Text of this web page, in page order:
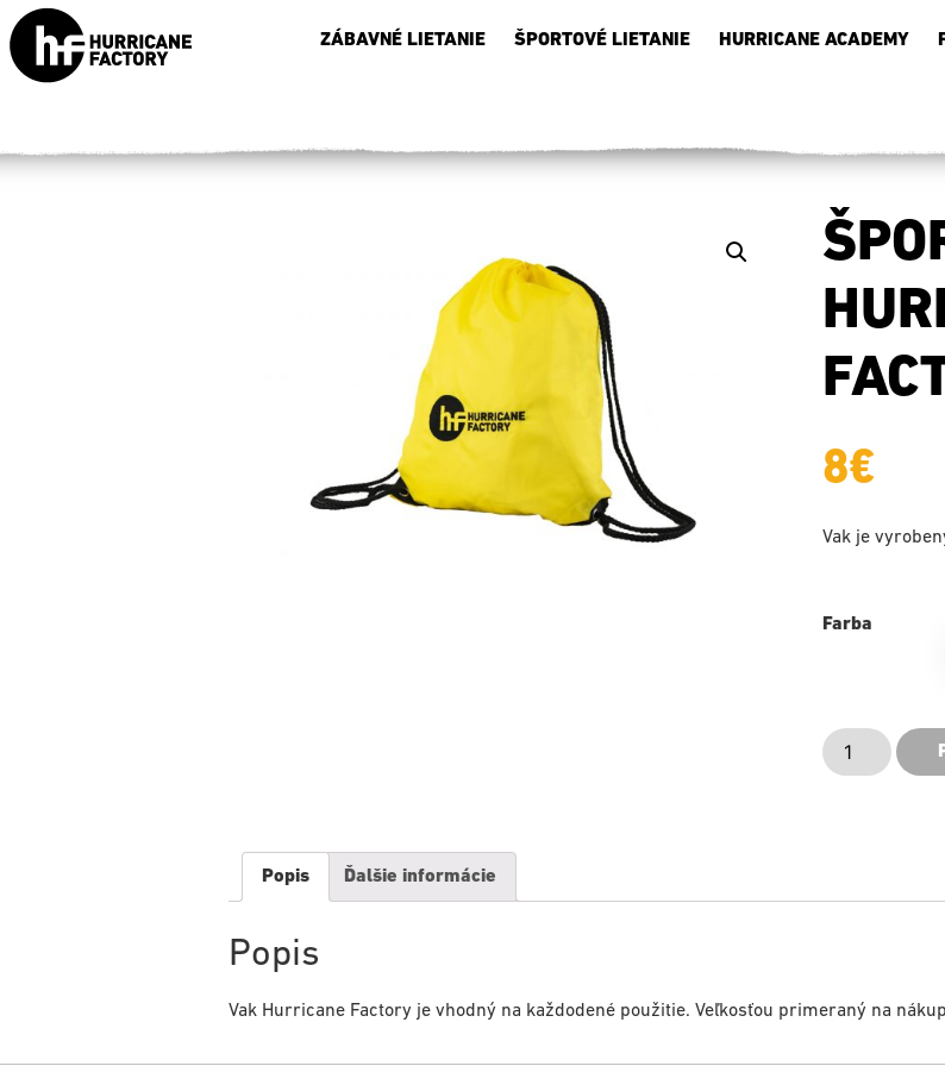
ZÁBAVNÉ LIETANIE ŠPORTOVÉ LIETANIE HURRICANE ACADEMY
8€
Vak je
Farba
Popis Ďalšie informácie
Popis
Vak Hurricane Factory je vhodný na každodené použitie. Veľkosťou primeraný na